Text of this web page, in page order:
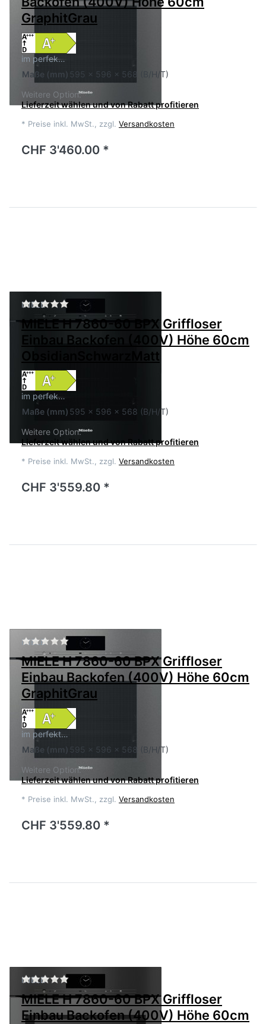
GraphitGrau
im perfek…
Maße (mm) 595 x 596 x 568 (B/H/T)
Weitere Option:
Lieferzeit wählen und von Rabatt profitieren
* Preise inkl. MwSt., zzgl. Versandkosten
CHF 3'460.00 *
MIELE Zu diesem Produkt liegen noch keine
MIELE H 7860-60 BPX Griffloser
Einbau Backofen (400V) Höhe 60cm
ObsidianSchwarzMatt
im perfek…
Maße (mm) 595 x 596 x 568 (B/H/T)
Weitere Option:
Lieferzeit wählen und von Rabatt profitieren
* Preise inkl. MwSt., zzgl. Versandkosten
CHF 3'559.80 *
MIELE Zu diesem Produkt liegen noch keine
MIELE H 7860-60 BPX Griffloser
Einbau Backofen (400V) Höhe 60cm
GraphitGrau
im perfekt…
Maße (mm) 595 x 596 x 568 (B/H/T)
Weitere Option:
Lieferzeit wählen und von Rabatt profitieren
* Preise inkl. MwSt., zzgl. Versandkosten
CHF 3'559.80 *
MIELE Zu diesem Produkt liegen noch keine
MIELE H 7860-60 BPX Griffloser
Einbau Backofen (400V) Höhe 60cm